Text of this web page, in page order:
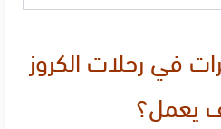
في رحلات الكروز
يعمل؟